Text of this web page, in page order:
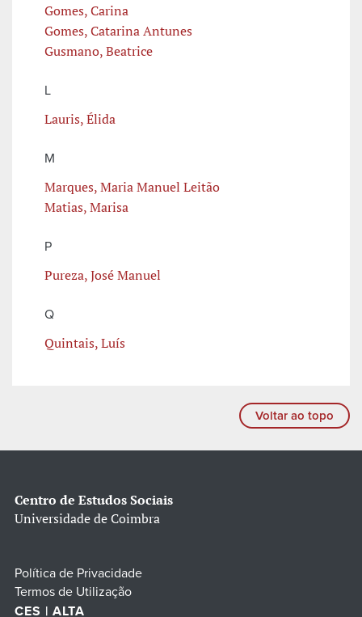
Gomes, Carina
Gomes, Catarina Antunes
Gusmano, Beatrice
L
Lauris, Élida
M
Marques, Maria Manuel Leitão
Matias, Marisa
P
Pureza, José Manuel
Q
Quintais, Luís
Voltar ao topo
Centro de Estudos Sociais
Universidade de Coimbra
Política de Privacidade
Termos de Utilização
CES | ALTA